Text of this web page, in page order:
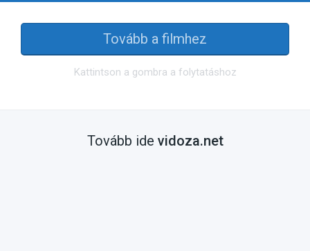
Tovább a filmhez
Kattintson a gombra a folytatáshoz
Tovább ide vidoza.net